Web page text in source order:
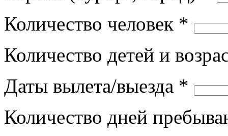
Количество человек *
Количество детей и
Даты вылета/выезда *
Количество дней